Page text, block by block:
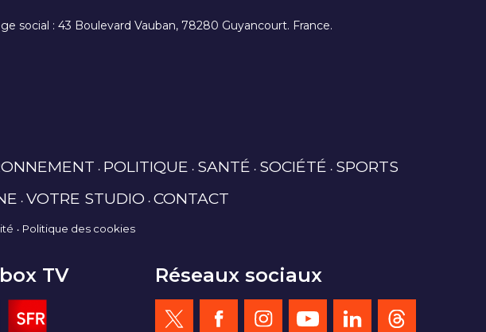
social : 43 Boulevard Vauban, 78280 Guyancourt. France.
POLITIQUE SANTÉ SOCIÉTÉ SPORTS
VOTRE STUDIO CONTACT
Politique des cookies
TV Réseaux sociaux